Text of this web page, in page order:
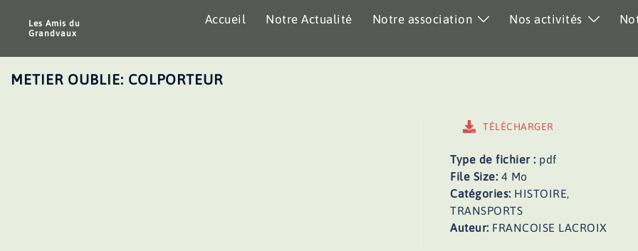
Les Amis du
Grandvaux
Accueil Notre Actualité Notre association Nos activités
METIER OUBLIE: COLPORTEUR
TÉLÉCHARGER
Type de fichier : pdf
File Size: 4 Mo
Catégories: HISTOIRE,
TRANSPORTS
Auteur: FRANCOISE LACROIX